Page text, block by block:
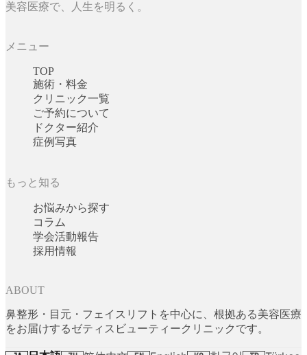
美容医療で、人生を明るく。
メニュー
TOP
施術・料金
クリニック一覧
ご予約について
ドクター紹介
症例写真
もっと知る
お悩みから探す
コラム
学会活動報告
採用情報
ABOUT
鼻整形・目元・フェイスリフトを中心に、根拠ある美容医療
をお届けするゼティスビューティークリニックです。